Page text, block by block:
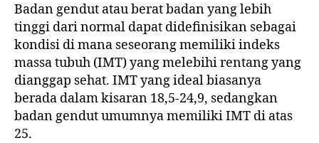
Badan gendut atau berat badan yang lebih
tinggi dari normal dapat didefinisikan sebagai
kondisi di mana seseorang memiliki indeks
massa tubuh (IMT) yang melebihi rentang yang
dianggap sehat. IMT yang ideal biasanya
berada dalam kisaran 18,5-24,9, sedangkan
badan gendut umumnya memiliki IMT di atas
25.